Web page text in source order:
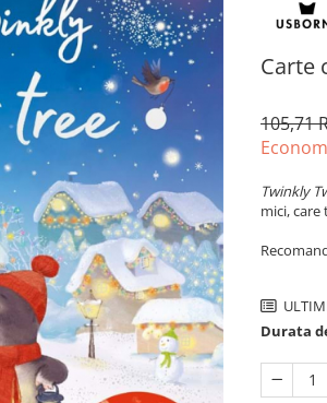
Carte
105,71
Twinkly
mici,
Durata